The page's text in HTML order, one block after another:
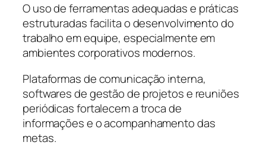
O uso de ferramentas adequadas e práticas
estruturadas facilita o desenvolvimento do
trabalho em equipe, especialmente em
ambientes corporativos modernos.
Plataformas de comunicação interna,
softwares de gestão de projetos e reuniões
periódicas fortalecem a troca de
informações e o acompanhamento das
metas.